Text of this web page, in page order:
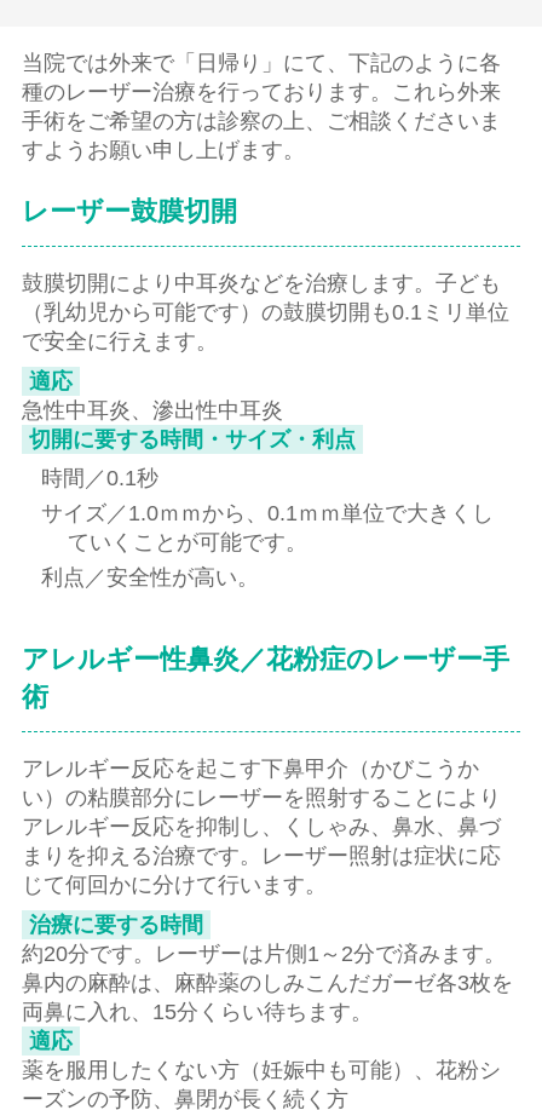
当院では外来で「日帰り」にて、下記のように各
種のレーザー治療を行っております。これら外来
手術をご希望の方は診察の上、ご相談くださいま
すようお願い申し上げます。
レーザー鼓膜切開
鼓膜切開により中耳炎などを治療します。子ども
（乳幼児から可能です）の鼓膜切開も0.1ミリ単位
で安全に行えます。
適応
急性中耳炎、滲出性中耳炎
切開に要する時間・サイズ・利点
時間／0.1秒
サイズ／1.0ｍｍから、0.1ｍｍ単位で大きくし
ていくことが可能です。
利点／安全性が高い。
アレルギー性鼻炎／花粉症のレーザー手
術
アレルギー反応を起こす下鼻甲介（かびこうか
い）の粘膜部分にレーザーを照射することにより
アレルギー反応を抑制し、くしゃみ、鼻水、鼻づ
まりを抑える治療です。レーザー照射は症状に応
じて何回かに分けて行います。
治療に要する時間
約20分です。レーザーは片側1～2分で済みます。
鼻内の麻酔は、麻酔薬のしみこんだガーゼ各3枚を
両鼻に入れ、15分くらい待ちます。
適応
薬を服用したくない方（妊娠中も可能）、花粉シ
ーズンの予防、鼻閉が長く続く方